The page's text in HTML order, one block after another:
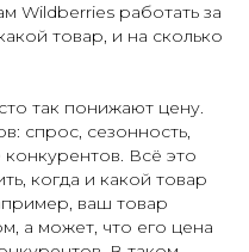
Wildberries работать за
товар, и на сколько
так понижают цену.
спрос, сезонность,
конкурентов. Всё это
когда и какой товар
ваш товар
а может, что его цена